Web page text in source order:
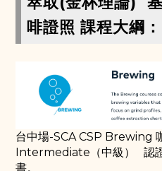
啡證照 課程大綱：
台中場-SCA CSP Brewing
Intermediate（中級） 認
書。